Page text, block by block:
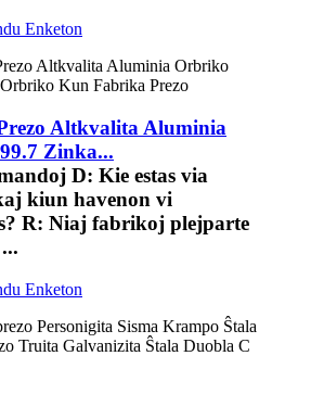
Enketon
Altkvalita Aluminia
Zinka...
D: Kie estas via
kiun havenon vi
R: Niaj fabrikoj plejparte
Enketon